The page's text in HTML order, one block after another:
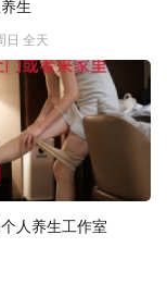
生
日 全天
人养生工作室